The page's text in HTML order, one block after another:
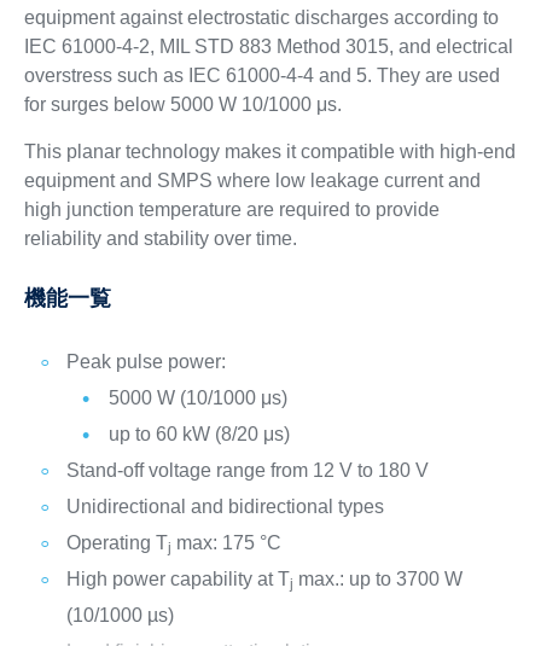
equipment against electrostatic discharges according to
IEC 61000-4-2, MIL STD 883 Method 3015, and electrical
overstress such as IEC 61000-4-4 and 5. They are used
for surges below 5000 W 10/1000 μs.
This planar technology makes it compatible with high-end
equipment and SMPS where low leakage current and
high junction temperature are required to provide
reliability and stability over time.
機能一覧
Peak pulse power:
5000 W (10/1000 μs)
up to 60 kW (8/20 μs)
Stand-off voltage range from 12 V to 180 V
Unidirectional and bidirectional types
Operating Tj max: 175 °C
High power capability at Tj max.: up to 3700 W
(10/1000 µs)